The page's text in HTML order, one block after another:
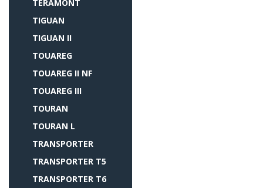
TERAMONT
TIGUAN
TIGUAN II
TOUAREG
TOUAREG II NF
TOUAREG III
TOURAN
TOURAN L
TRANSPORTER
TRANSPORTER T5
TRANSPORTER T6